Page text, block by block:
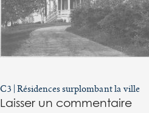
Navigation
de
C3 | Résidences surplombant la ville
Laisser un commentaire